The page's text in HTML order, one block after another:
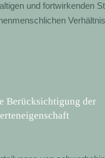
und fortwirkenden
Berücksichtigung der